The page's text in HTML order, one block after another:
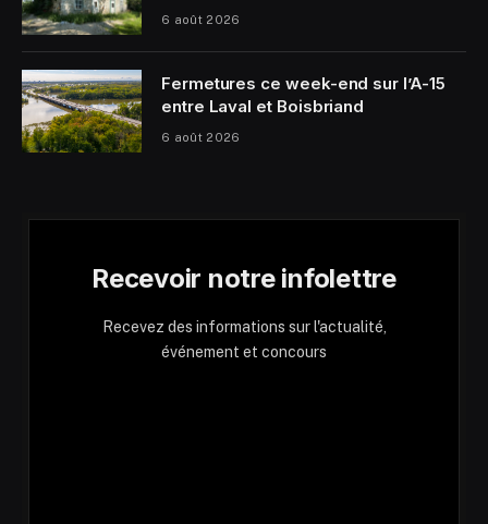
6 août 2026
Fermetures ce week-end sur l’A-15
entre Laval et Boisbriand
6 août 2026
Recevoir notre infolettre
Recevez des informations sur l'actualité,
événement et concours